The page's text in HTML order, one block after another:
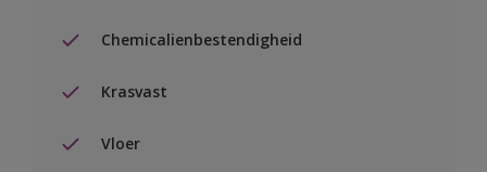
Chemicalienbestendigheid
Krasvast
Vloer